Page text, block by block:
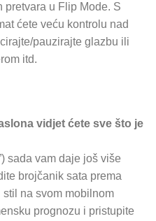
u Flip Mode. S
ćete veću kontrolu nad
pauzirajte glazbu ili
itd.
vidjet ćete sve što je
sada vam daje još više
brojčanik sata prema
na svom mobilnom
prognozu i pristupite